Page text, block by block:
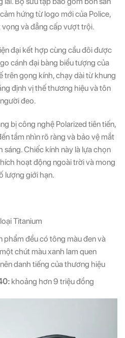
hứng từ logo mới của Police,
và đẳng cấp vượt trội.
đại kết hợp cùng cầu đôi được
cánh đại bàng biểu tượng của
trên gọng kính, chạy dài từ khung
định vị thế thương hiệu và tôn
đeo.
bị công nghệ Polarized tiên tiến,
tầm nhìn rõ ràng và bảo vệ mắt
sáng. Chiếc kính này là lựa chọn
hoạt động ngoài trời và mong
lượng giới hạn.
Titanium
phẩm đều có tông màu đen và
chút màu xanh lam quen
danh tiếng của thương hiệu
khoảng hơn 9 triệu đồng